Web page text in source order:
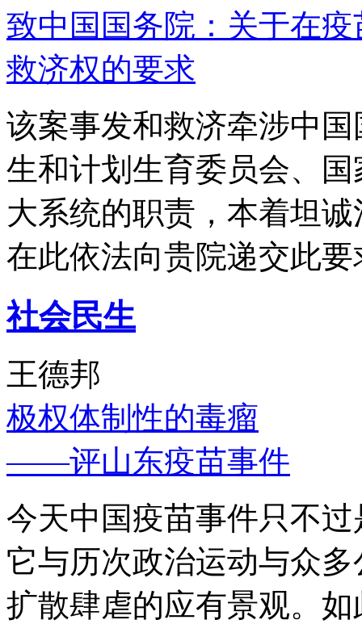
致中国国务院：关于在
救济权的要求
该案事发和救济牵涉中
生和计划生育委员会、
大系统的职责，本着坦
在此依法向贵院递交此要
社会民生
王德邦
极权体制性的毒瘤
——评山东疫苗事件
今天中国疫苗事件只不
它与历次政治运动与众
扩散肆虐的应有景观。